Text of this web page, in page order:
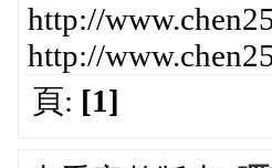
http://
http://
頁: [1]